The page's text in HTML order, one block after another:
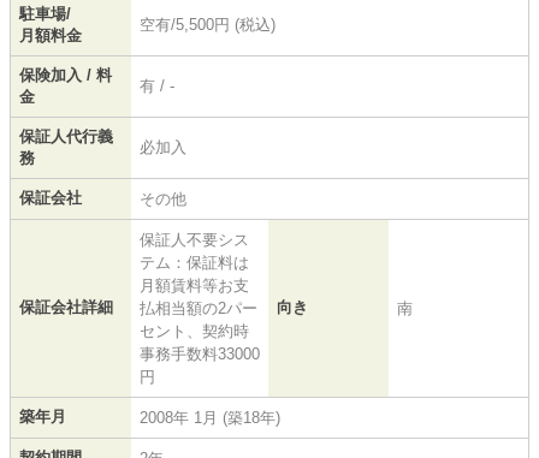
駐車場/
月額料金
空有/5,500円 (税込)
保険加入 / 料
金
有 / -
保証人代行義
務
必加入
保証会社 その他
保証会社詳細
保証人不要シス
テム：保証料は
月額賃料等お支
払相当額の2パー
セント、契約時
事務手数料33000
円
向き 南
築年月 2008年 1月 (築18年)